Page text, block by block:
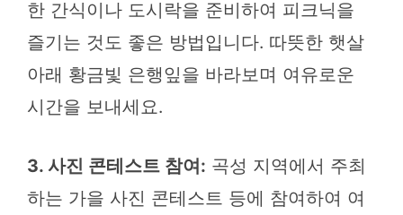
한 간식이나 도시락을 준비하여 피크닉을
즐기는 것도 좋은 방법입니다. 따뜻한 햇살
아래 황금빛 은행잎을 바라보며 여유로운
시간을 보내세요.
3. 사진 콘테스트 참여: 곡성 지역에서 주최
하는 가을 사진 콘테스트 등에 참여하여 여